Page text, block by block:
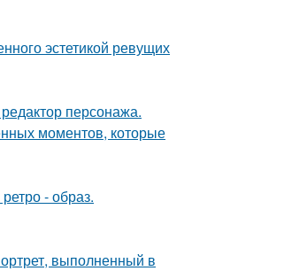
эстетикой ревущих
персонажа.
моментов, которые
- образ.
выполненный в